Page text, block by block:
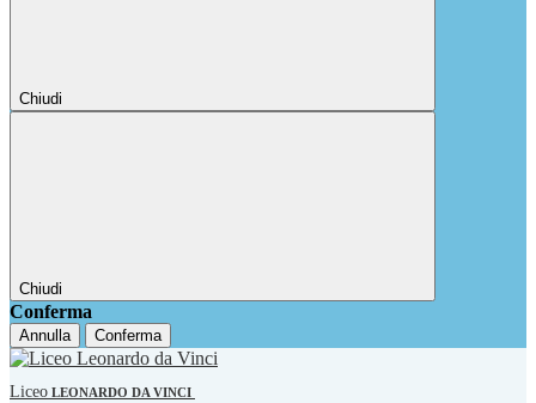
Chiudi
Chiudi
Conferma
Annulla Conferma
Liceo LEONARDO DA VINCI